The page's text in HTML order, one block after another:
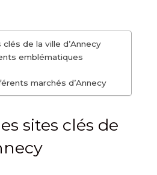
de la ville d’Annecy
emblématiques
marchés d’Annecy
sites clés de